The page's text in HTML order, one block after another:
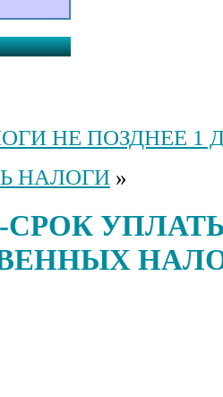
НЕ ПОЗДНЕЕ 1
НАЛОГИ »
-СРОК